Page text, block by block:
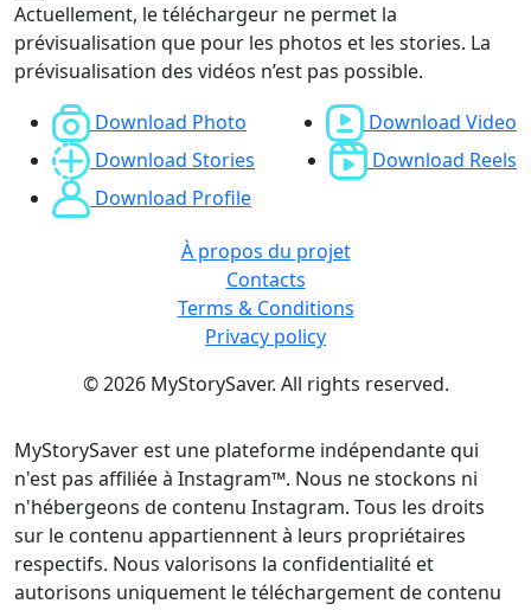
Actuellement, le téléchargeur ne permet la
prévisualisation que pour les photos et les stories. La
prévisualisation des vidéos n’est pas possible.
Download Photo
Download Video
Download Stories
Download Reels
Download Profile
© 2026 MyStorySaver. All rights reserved.
À propos du projet
Contacts
Terms & Conditions
Privacy policy
MyStorySaver est une plateforme indépendante qui
n'est pas affiliée à Instagram™. Nous ne stockons ni
n'hébergeons de contenu Instagram. Tous les droits
sur le contenu appartiennent à leurs propriétaires
respectifs. Nous valorisons la confidentialité et
autorisons uniquement le téléchargement de contenu